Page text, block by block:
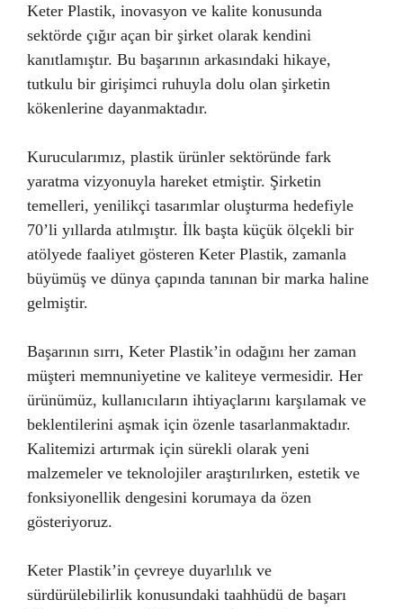
Keter Plastik, inovasyon ve kalite konusunda
sektörde çığır açan bir şirket olarak kendini
kanıtlamıştır. Bu başarının arkasındaki hikaye,
tutkulu bir girişimci ruhuyla dolu olan şirketin
kökenlerine dayanmaktadır.
Kurucularımız, plastik ürünler sektöründe fark
yaratma vizyonuyla hareket etmiştir. Şirketin
temelleri, yenilikçi tasarımlar oluşturma hedefiyle
70’li yıllarda atılmıştır. İlk başta küçük ölçekli bir
atölyede faaliyet gösteren Keter Plastik, zamanla
büyümüş ve dünya çapında tanınan bir marka haline
gelmiştir.
Başarının sırrı, Keter Plastik’in odağını her zaman
müşteri memnuniyetine ve kaliteye vermesidir. Her
ürünümüz, kullanıcıların ihtiyaçlarını karşılamak ve
beklentilerini aşmak için özenle tasarlanmaktadır.
Kalitemizi artırmak için sürekli olarak yeni
malzemeler ve teknolojiler araştırılırken, estetik ve
fonksiyonellik dengesini korumaya da özen
gösteriyoruz.
Keter Plastik’in çevreye duyarlılık ve
sürdürülebilirlik konusundaki taahhüdü de başarı